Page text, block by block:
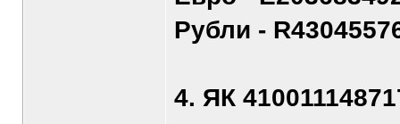
Рубли -
4. ЯК